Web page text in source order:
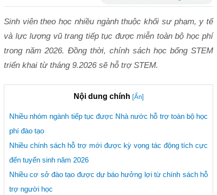
Sinh viên theo học nhiều ngành thuộc khối sư phạm, y tế
và lực lượng vũ trang tiếp tục được miễn toàn bộ học phí
trong năm 2026. Đồng thời, chính sách học bổng STEM
triển khai từ tháng 9.2026 sẽ hỗ trợ STEM.
Nội dung chính [Ẩn]
Nhiều nhóm ngành tiếp tục được Nhà nước hỗ trợ toàn bộ học
phí đào tạo
Nhiều chính sách hỗ trợ mới được kỳ vọng tác động tích cực
đến tuyển sinh năm 2026
Nhiều cơ sở đào tạo được dự báo hưởng lợi từ chính sách hỗ
trợ người học